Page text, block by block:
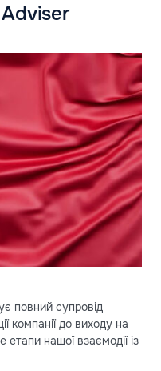
повний супровід
компанії до виходу на
нашої взаємодії із